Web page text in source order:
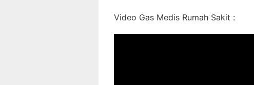
Video Gas Medis Rumah Sakit :